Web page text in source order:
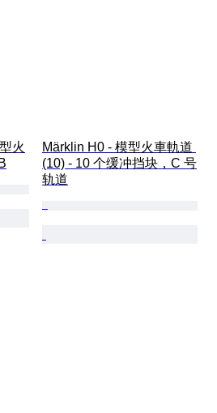
火
Märklin H0 - 模型火車軌道
(10) - 10 个缓冲挡块，C 号
轨道